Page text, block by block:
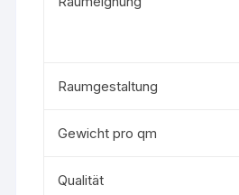
Raumgestaltung
Gewicht pro qm
Qualität